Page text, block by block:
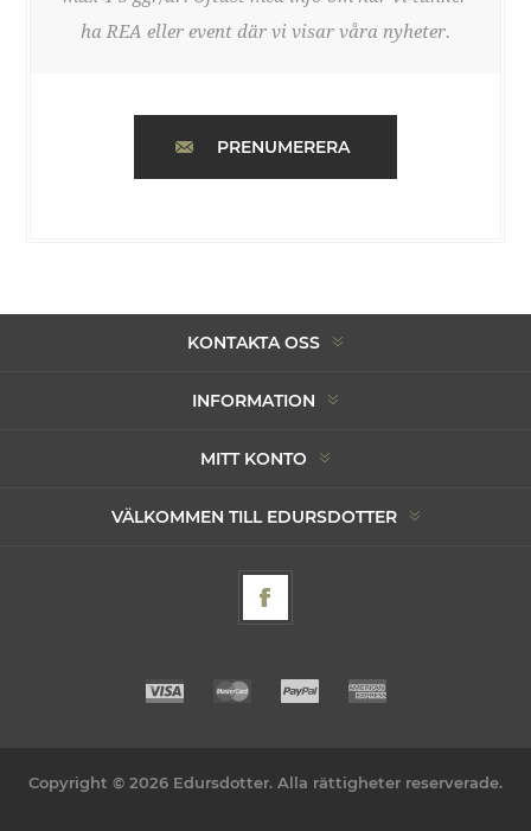
ha REA eller event där vi visar våra nyheter.
PRENUMERERA
KONTAKTA OSS
INFORMATION
MITT KONTO
VÄLKOMMEN TILL EDURSDOTTER
Copyright © 2026 Edursdotter. Alla rättigheter reserverade.